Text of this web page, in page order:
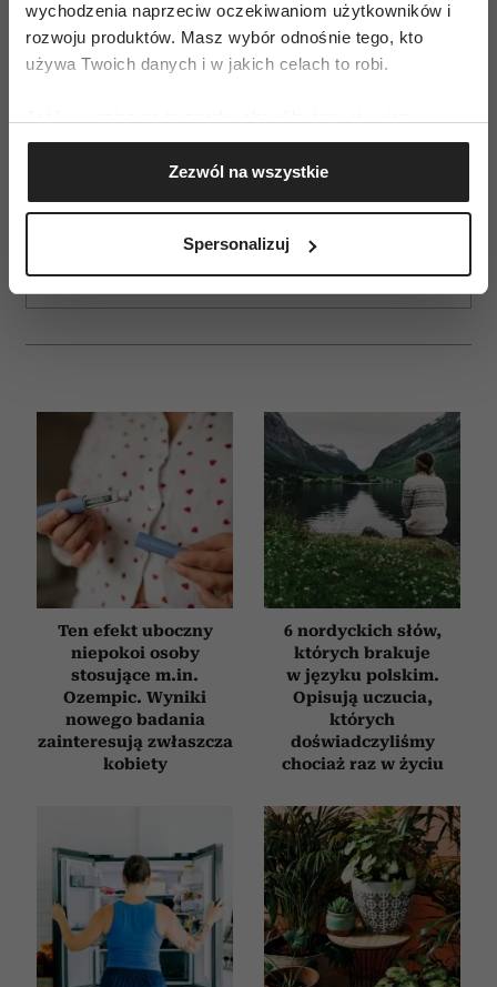
wychodzenia naprzeciw oczekiwaniom użytkowników i
rozwoju produktów. Masz wybór odnośnie tego, kto
używa Twoich danych i w jakich celach to robi.
Gromadzić dane dotyczące Twojej lokalizacji
geograficznej z dokładnością nawet do kilku metrów
Identyfikować Twoje urządzenie, aktywnie
(fingerprinting, czyli wirtualny odcisk palca)
dane są przetwarzane oraz ustaw własne preferencje w
Wykorzystujemy pliki cookie do spersonalizowania treści
i reklam, aby oferować funkcje społecznościowe i
analizować ruch w naszej witrynie. Informacje o tym, jak
korzystasz z naszej witryny, udostępniamy partnerom
społecznościowym, reklamowym i analitycznym.
Partnerzy mogą połączyć te informacje z innymi danymi
otrzymanymi od Ciebie lub uzyskanymi podczas
korzystania z ich usług.
Zezwól na wszystkie
Spersonalizuj
ZAMÓW
WYDANIE DRUKOWANE
E-WYDANIE
Ten efekt uboczny
niepokoi osoby
stosujące m.in.
Ozempic. Wyniki
nowego badania
zainteresują zwłaszcza
kobiety
6 nordyckich słów,
których brakuje
w języku polskim.
Opisują uczucia,
których
doświadczyliśmy
chociaż raz w życiu